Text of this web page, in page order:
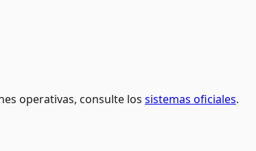
operativas, consulte los sistemas oficiales.